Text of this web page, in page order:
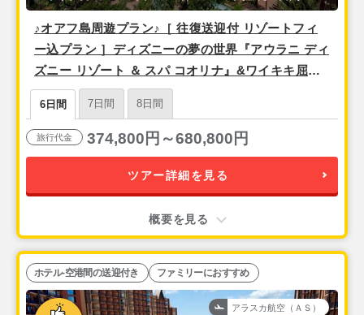
♪オアフ島周遊プラン♪［ 往復送迎付 リゾートフィ
ー込プラン ］ディズニーの夢の世界『アウラニ ディ
ズニー リゾート ＆ スパ コオリナ』&ワイキキ屈指
のオンザビーチの人気ホテル！ 『シェラトンワイキ
キ』＜関空発・アラスカ航空（ハワイアンブランド
便）利用＞ 4泊6日間
6日間 7日間 8日間
旅行代金 374,800円～680,800円
ツアー詳細を見る
概要を見る
アラスカ航空（ＡＳ）
ホテル-空港間の送迎付き ファミリーにおすすめ